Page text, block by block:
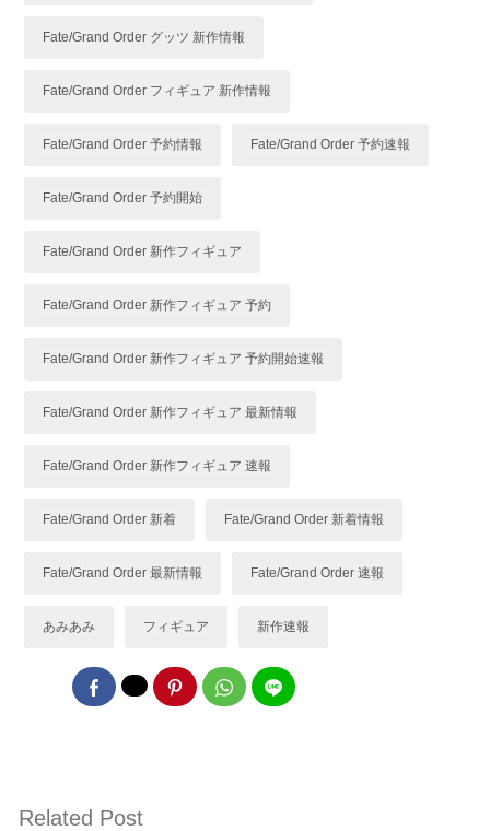
Fate/Grand Order グッツ 新作情報
Fate/Grand Order フィギュア 新作情報
Fate/Grand Order 予約情報 Fate/Grand Order 予約速報
Fate/Grand Order 予約開始
Fate/Grand Order 新作フィギュア
Fate/Grand Order 新作フィギュア 予約
Fate/Grand Order 新作フィギュア 予約開始速報
Fate/Grand Order 新作フィギュア 最新情報
Fate/Grand Order 新作フィギュア 速報
Fate/Grand Order 新着 Fate/Grand Order 新着情報
Fate/Grand Order 最新情報 Fate/Grand Order 速報
あみあみ フィギュア 新作速報
Related Post